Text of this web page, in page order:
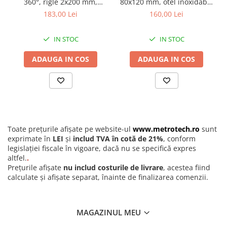
Durometre, rugozimetre,
Durometre
Rugozimetre
Grosimetre
Comparatoare profil suprafata
Lupe si microscoape
Lupe
Microscoape industriale
Cale, pini, lere, calibre sudura
Functionalitati si avantaje
Citire rapida si directa:Scala unghiulara clara, cu diviziuni
din grad in grad, permite operatorului sa citeasca sau sa
seteze unghiurile fara ambiguitate.
Surub de blocare integrat:Permite memorarea mecanica a
unghiului masurat. Aceasta functie este esentiala pentru
80x120 mm, raportorul este extrem de manevrabil in spatii
360°, rigle 2x200 mm,
rezolutie 0,1°, precizie
183,00 Lei
IN STOC
ADAUGA IN COS
80x120 mm, otel inoxidabil,
precizie +/-0,3°
160,00 Lei
IN STOC
ADAUGA IN COS
Toate prețurile afișate pe website-ul www.metrotech.ro sunt
exprimate în LEI și includ TVA în cotă de 21%, conform
legislației fiscale în vigoare, dacă nu se specifică expres
altfel..
Prețurile afișate nu includ costurile de livrare, acestea fiind
calculate și afișate separat, înainte de finalizarea comenzii.
MAGAZINUL MEU